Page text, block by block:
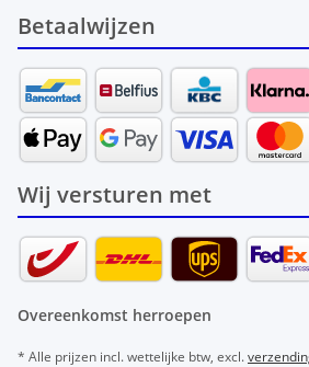
Betaalwijzen
Wij versturen met
Overeenkomst herroepen
* Alle prijzen incl. wettelijke btw, excl.